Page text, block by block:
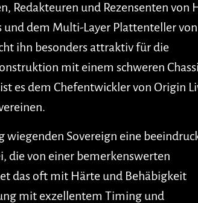
Redakteuren und Rezensenten von
und dem Multi-Layer Plattenteller von
ihn besonders attraktiv für die
mit einem schweren
es dem Chefentwickler von Origin
wiegenden Sovereign eine
die von einer bemerkenswerten
das oft mit Härte und Behäbigkeit
mit exzellentem Timing und